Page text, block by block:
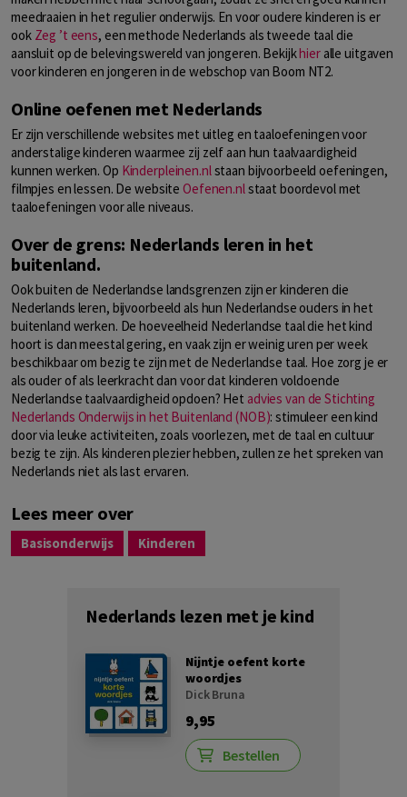
meedraaien in het regulier onderwijs. En voor oudere kinderen is er
ook Zeg ’t eens, een methode Nederlands als tweede taal die
aansluit op de belevingswereld van jongeren. Bekijkhier alle uitgaven
voor kinderen en jongeren in de webschop van Boom NT2.
Online oefenen met Nederlands
Er zijn verschillende websites met uitleg en taaloefeningen voor
anderstalige kinderen waarmee zij zelf aan hun taalvaardigheid
kunnen werken. Op Kinderpleinen.nlstaan bijvoorbeeld oefeningen,
filmpjes en lessen. De websiteOefenen.nlstaat boordevol met
taaloefeningen voor alle niveaus.
Over de grens: Nederlands leren in het
buitenland.
Ook buiten de Nederlandse landsgrenzen zijn er kinderen die
Nederlands leren, bijvoorbeeld als hun Nederlandse ouders in het
buitenland werken. De hoeveelheid Nederlandse taal die het kind
hoort is dan meestal gering, en vaak zijn er weinig uren per week
beschikbaar om bezig te zijn met de Nederlandse taal. Hoe zorg je er
als ouder of als leerkracht dan voor dat kinderen voldoende
Nederlandse taalvaardigheid opdoen? Het advies van de Stichting
Nederlands Onderwijs in het Buitenland (NOB): stimuleer een kind
door via leuke activiteiten, zoals voorlezen, met de taal en cultuur
bezig te zijn. Als kinderen plezier hebben, zullen ze het spreken van
Nederlands niet als last ervaren.
Lees meer over
Basisonderwijs Kinderen
Nederlands lezen met je kind
Nijntje oefent korte
woordjes
Dick Bruna
9,95
Bestellen